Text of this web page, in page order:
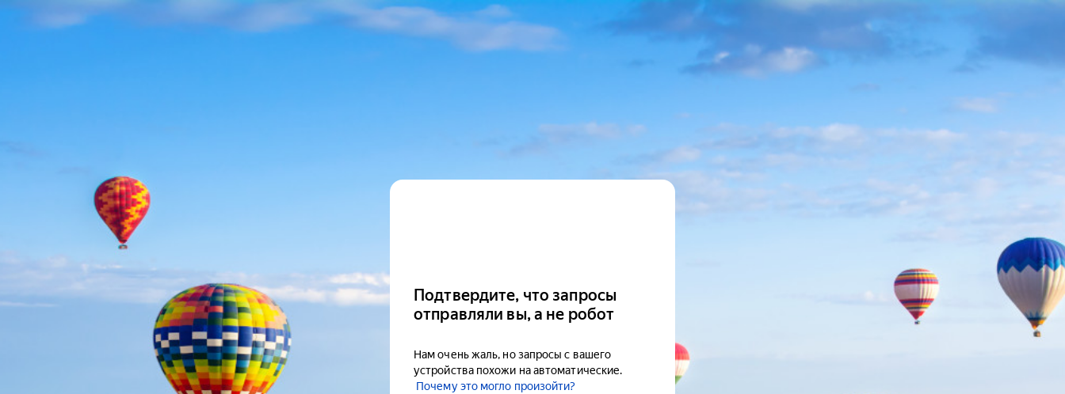
Подтвердите, что запросы
отправляли вы, а не робот
Нам очень жаль, но запросы с вашего
устройства похожи на автоматические.
Почему это могло произойти?